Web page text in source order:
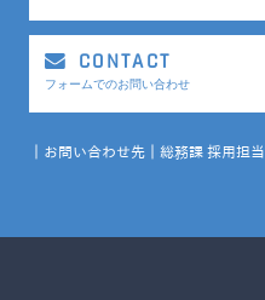
CONTACT
フォームでのお問い合わせ
｜お問い合わせ先｜総務課 採用担当